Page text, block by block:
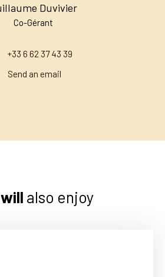
Duvivier
Co-Gérant
+33 6 62 37 43 39
Send an email
also enjoy